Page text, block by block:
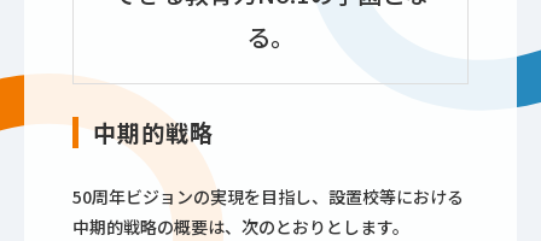
る。
中期的戦略
50周年ビジョンの実現を目指し、設置校等における
中期的戦略の概要は、次のとおりとします。